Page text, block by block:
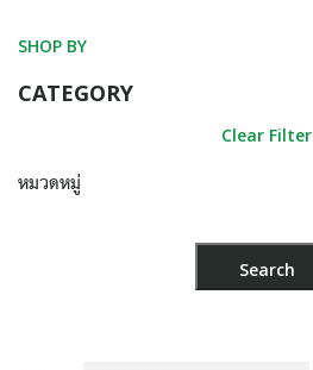
SHOP BY
CATEGORY
Clear Filter
หมวดหมู่